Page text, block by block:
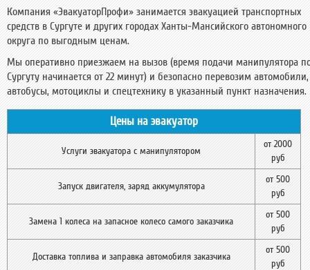
Компания «ЭвакуаторПрофи» занимается эвакуацией транспортных
средств в Сургуте и других городах Ханты-Мансийского автономного
округа по выгодным ценам.
Мы оперативно приезжаем на вызов (время подачи манипулятора
Сургуту начинается от 22 минут) и безопасно перевозим автомобили,
автобусы, мотоциклы и спецтехнику в указанный пункт назначения.
Цены на эвакуатор
Услуги эвакуатора c манипулятором
от 2000
руб
Запуск двигателя, заряд аккумулятора
от 500
руб
Замена 1 колеса на запасное колесо самого заказчика
от 500
руб
Доставка топлива и заправка автомобиля заказчика
от 500
руб